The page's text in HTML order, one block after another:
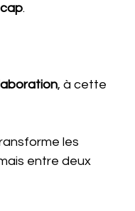
cap.
, à cette
les
entre deux